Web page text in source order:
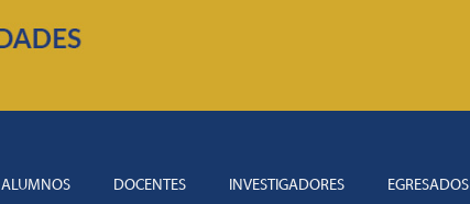
ALUMNOS DOCENTES INVESTIGADORES EGRESADOS